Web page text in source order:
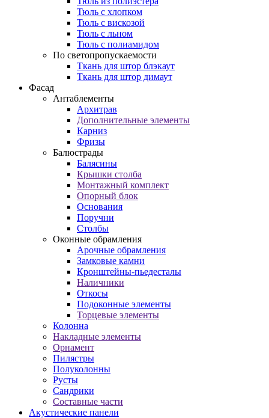
Тюль с хлопком
Тюль с вискозой
Тюль с льном
Тюль с полиамидом
По светопропускаемости
Ткань для штор блэкаут
Ткань для штор димаут
Фасад
Антаблементы
Архитрав
Дополнительные элементы
Карниз
Фризы
Балюстрады
Балясины
Крышки столба
Монтажный комплект
Опорный блок
Основания
Поручни
Столбы
Оконные обрамления
Арочные обрамления
Замковые камни
Кронштейны-пьедесталы
Наличники
Откосы
Подоконные элементы
Торцевые элементы
Колонна
Накладные элементы
Орнамент
Пилястры
Полуколонны
Русты
Сандрики
Составные части
Акустические панели